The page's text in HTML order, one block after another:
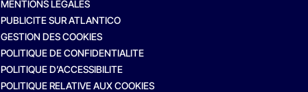
MENTIONS LEGALES
PUBLICITE SUR ATLANTICO
GESTION DES COOKIES
POLITIQUE DE CONFIDENTIALITE
POLITIQUE D’ACCESSIBILITE
POLITIQUE RELATIVE AUX COOKIES